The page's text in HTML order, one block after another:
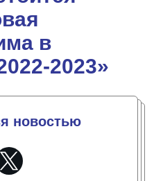
в
2023»
новостью